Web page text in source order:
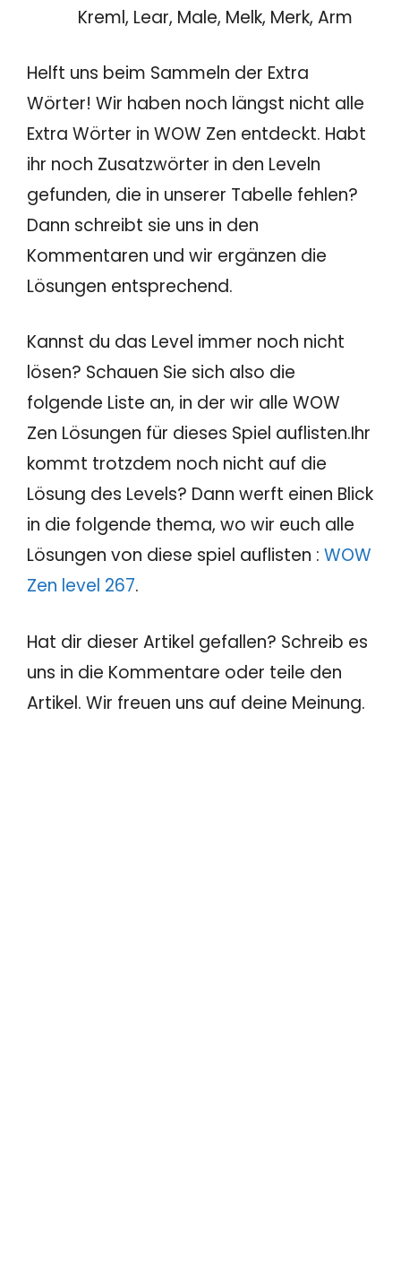
Kreml, Lear, Male, Melk, Merk, Arm
Helft uns beim Sammeln der Extra
Wörter! Wir haben noch längst nicht alle
Extra Wörter in WOW Zen entdeckt. Habt
ihr noch Zusatzwörter in den Leveln
gefunden, die in unserer Tabelle fehlen?
Dann schreibt sie uns in den
Kommentaren und wir ergänzen die
Lösungen entsprechend.
Kannst du das Level immer noch nicht
lösen? Schauen Sie sich also die
folgende Liste an, in der wir alle WOW
Zen Lösungen für dieses Spiel auflisten.Ihr
kommt trotzdem noch nicht auf die
Lösung des Levels? Dann werft einen Blick
in die folgende thema, wo wir euch alle
Lösungen von diese spiel auflisten : WOW
Zen level 267.
Hat dir dieser Artikel gefallen? Schreib es
uns in die Kommentare oder teile den
Artikel. Wir freuen uns auf deine Meinung.